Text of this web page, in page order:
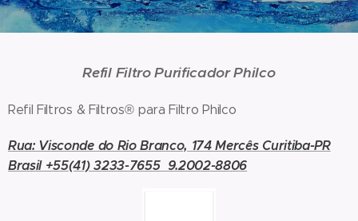
Refil Filtro Purificador Philco
Refil Filtros & Filtros® para Filtro Philco
Rua: Visconde do Rio Branco, 174 Mercês Curitiba-PR
Brasil +55(41) 3233-7655 9.2002-8806